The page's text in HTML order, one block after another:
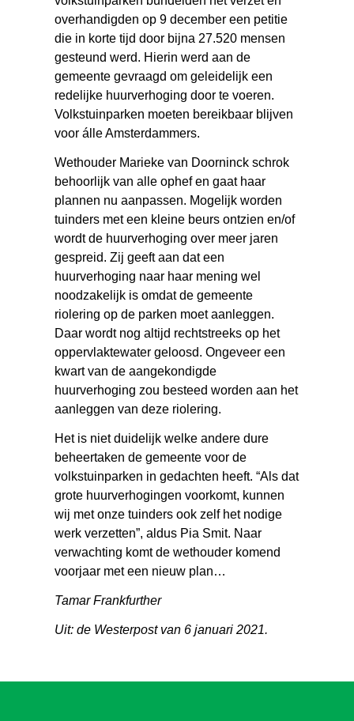
overhandigden op 9 december een petitie
die in korte tijd door bijna 27.520 mensen
gesteund werd. Hierin werd aan de
gemeente gevraagd om geleidelijk een
redelijke huurverhoging door te voeren.
Volkstuinparken moeten bereikbaar blijven
voor álle Amsterdammers.
Wethouder Marieke van Doorninck schrok
behoorlijk van alle ophef en gaat haar
plannen nu aanpassen. Mogelijk worden
tuinders met een kleine beurs ontzien en/of
wordt de huurverhoging over meer jaren
gespreid. Zij geeft aan dat een
huurverhoging naar haar mening wel
noodzakelijk is omdat de gemeente
riolering op de parken moet aanleggen.
Daar wordt nog altijd rechtstreeks op het
oppervlaktewater geloosd. Ongeveer een
kwart van de aangekondigde
huurverhoging zou besteed worden aan het
aanleggen van deze riolering.
Het is niet duidelijk welke andere dure
beheertaken de gemeente voor de
volkstuinparken in gedachten heeft. “Als dat
grote huurverhogingen voorkomt, kunnen
wij met onze tuinders ook zelf het nodige
werk verzetten”, aldus Pia Smit. Naar
verwachting komt de wethouder komend
voorjaar met een nieuw plan…
Tamar Frankfurther
Uit: de Westerpost van 6 januari 2021.